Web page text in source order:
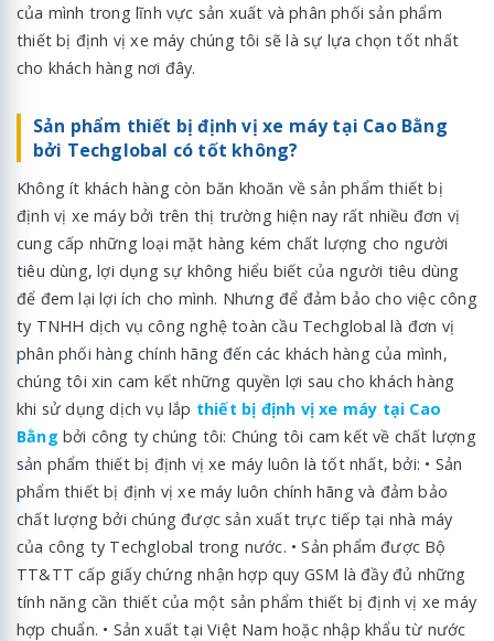
của mình trong lĩnh vực sản xuất và phân phối sản phẩm
thiết bị định vị xe máy chúng tôi sẽ là sự lựa chọn tốt nhất
cho khách hàng nơi đây.
Sản phẩm thiết bị định vị xe máy tại Cao Bằng
bởi Techglobal có tốt không?
Không ít khách hàng còn băn khoăn về sản phẩm thiết bị
định vị xe máy bởi trên thị trường hiện nay rất nhiều đơn vị
cung cấp những loại mặt hàng kém chất lượng cho người
tiêu dùng, lợi dụng sự không hiểu biết của người tiêu dùng
để đem lại lợi ích cho mình. Nhưng để đảm bảo cho việc công
ty TNHH dịch vụ công nghệ toàn cầu Techglobal là đơn vị
phân phối hàng chính hãng đến các khách hàng của mình,
chúng tôi xin cam kết những quyền lợi sau cho khách hàng
khi sử dụng dịch vụ lắp thiết bị định vị xe máy tại Cao
Bằng bởi công ty chúng tôi: Chúng tôi cam kết về chất lượng
sản phẩm thiết bị định vị xe máy luôn là tốt nhất, bởi: • Sản
phẩm thiết bị định vị xe máy luôn chính hãng và đảm bảo
chất lượng bởi chúng được sản xuất trực tiếp tại nhà máy
của công ty Techglobal trong nước. • Sản phẩm được Bộ
TT&TT cấp giấy chứng nhận hợp quy GSM là đầy đủ những
tính năng cần thiết của một sản phẩm thiết bị định vị xe máy
hợp chuẩn. • Sản xuất tại Việt Nam hoặc nhập khẩu từ nước